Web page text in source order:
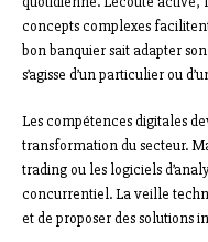
concepts complexes
bon banquier sait adapter
s’agisse d’un particulier ou
Les compétences digitales
transformation du secteur.
trading ou les logiciels
concurrentiel. La veille
et de proposer des solutions